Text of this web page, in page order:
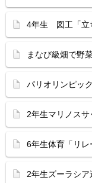
4年生 図工「立
まなび級畑で野
パリオリンピッ
2年生マリノス
6年生体育「リレ
2年生ズーラシア